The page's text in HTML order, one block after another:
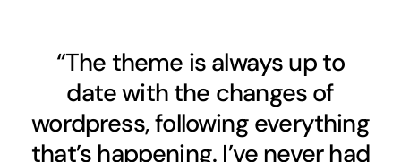
“The theme is always up to
date with the changes of
wordpress, following everything
that’s happening. I’ve never had